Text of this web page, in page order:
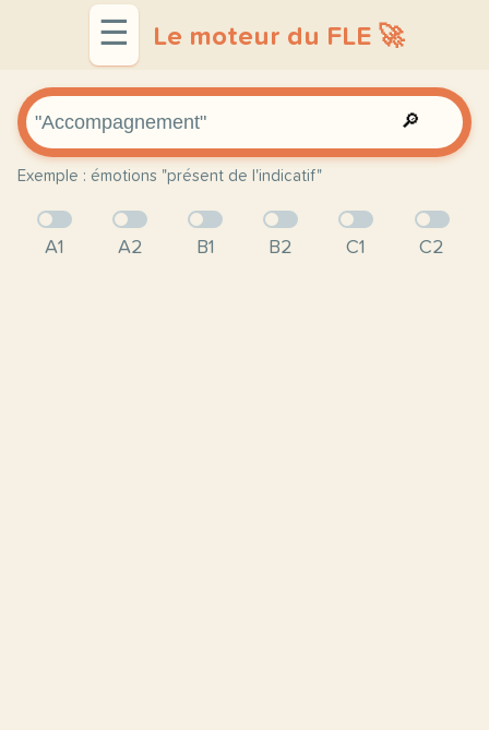
☰ Le moteur du FLE 🚀
🔎
Exemple : émotions "présent de l'indicatif"
A1 A2 B1 B2 C1 C2